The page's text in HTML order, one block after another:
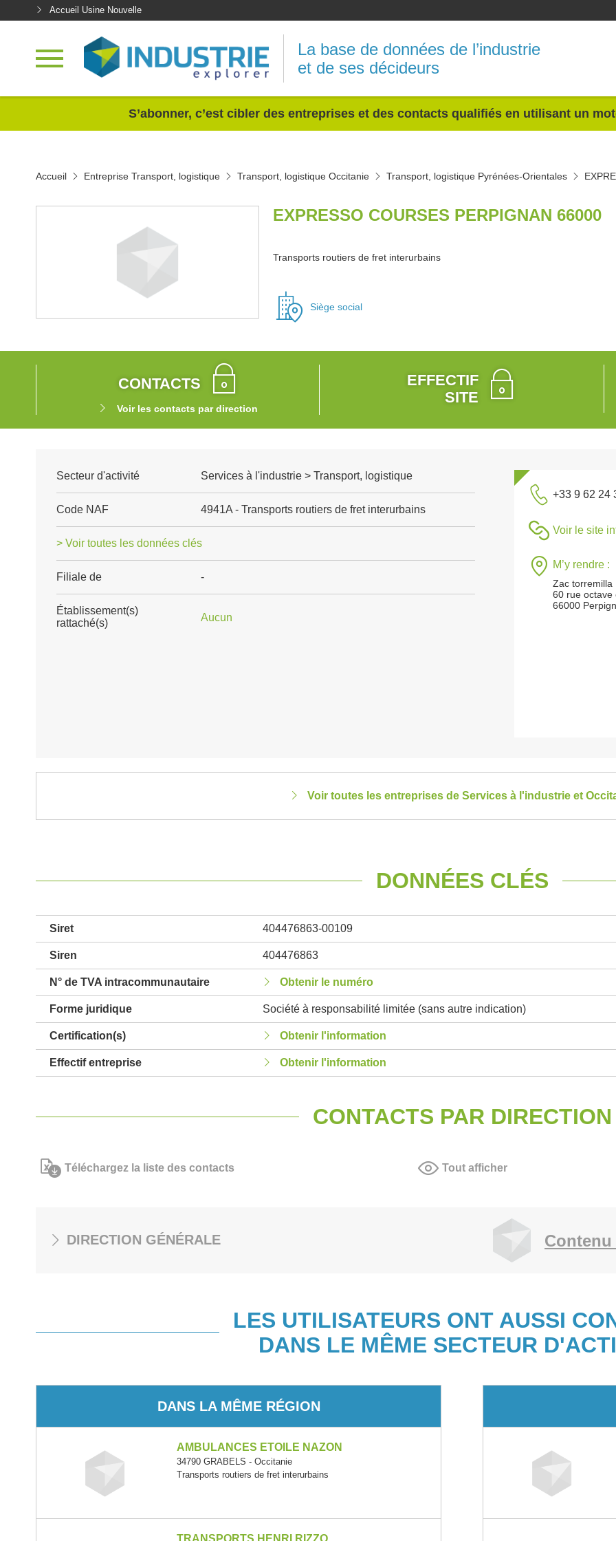
Accueil Usine Nouvelle
La base de données de l’industrie
et de ses décideurs
S’abonner, c’est cibler des entreprises et des contacts qualifiés en utilisant un
Accueil Entreprise Transport, logistique Transport, logistique Occitanie Transport, logistique Pyrénées-Orientales
EXPRESSO COURSES PERPIGNAN 66000
Transports routiers de fret interurbains
Siège social
CONTACTS
Voir les contacts par direction
EFFECTIF
SITE
Secteur d'activité Services à l'industrie > Transport, logistique
Code NAF 4941A - Transports routiers de fret interurbains
> Voir toutes les données clés
Filiale de -
Établissement(s)
rattaché(s)
Aucun
+33 9 62 24
Voir le site
M’y rendre :
Zac torremilla
60 rue octave
66000
Voir toutes les entreprises de Services à l'industrie et
DONNÉES CLÉS
Siret 404476863-00109
Siren 404476863
N° de TVA intracommunautaire Obtenir le numéro
Forme juridique Société à responsabilité limitée (sans autre indication)
Certification(s) Obtenir l'information
Effectif entreprise Obtenir l'information
CONTACTS PAR DIRECTION
Téléchargez la liste des contacts Tout afficher
DIRECTION GÉNÉRALE
LES UTILISATEURS ONT AUSSI
DANS LE MÊME SECTEUR
DANS LA MÊME RÉGION
AMBULANCES ETOILE NAZON
34790 GRABELS - Occitanie
Transports routiers de fret interurbains
TRANSPORTS HENRI RIZZO